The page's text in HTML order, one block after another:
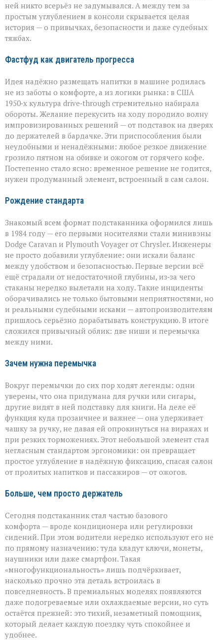
ней никто всерьёз не задумывался. А между тем за
простым углублением в консоли скрывается целая
история — о привычках, безопасности и даже судебных
тяжбах.
Фастфуд как двигатель прогресса
Идея надёжно размещать напитки в машине родилась
не из заботы о комфорте, а из логики рынка: в США
1950‑х культура drive‑through стремительно набирала
обороты. Желание перекусить на ходу породило волну
импровизированных решений — от подставок на дверях
до держателей в бардачке. Эти приспособления были
неудобными и ненадёжными: любое резкое движение
грозило пятном на обивке и ожогом от горячего кофе.
Постепенно стало ясно: временное решение не годится,
нужен продуманный элемент, встроенный в сам салон.
Рождение стандарта
Знакомый всем формат подстаканника оформился лишь
в 1984 году — его первыми носителями стали минивэны
Dodge Caravan и Plymouth Voyager от Chrysler. Инженеры
не просто добавили углубление: они искали баланс
между удобством и безопасностью. Первые версии всё
ещё страдали от недостаточной глубины, из‑за чего
стаканы нередко вылетали на ходу. Такие инциденты
оборачивались не только бытовыми неприятностями, но
и реальными судебными исками — автопроизводителям
пришлось серьёзно дорабатывать конструкцию. В итоге
сложился привычный облик: две ниши и перемычка
между ними.
Зачем нужна перемычка
Вокруг перемычки до сих пор ходят легенды: одни
уверены, что она придумана для ручки или сигары,
другие видят в ней подставку для книги. На деле её
функция куда прозаичнее и важнее — она удерживает
чашку за ручку, не давая ей опрокинуться на виражах и
при резких торможениях. Этот небольшой элемент стал
негласным стандартом эргономики: он превращает
простое углубление в надёжную фиксацию, спасая салон
от пролитых напитков и пассажиров — от ожогов.
Больше, чем просто держатель
Сегодня подстаканник стал частью базового
комфорта — вроде кондиционера или регулировки
сидений. При этом водители нередко используют его не
по прямому назначению: туда кладут ключи, монеты,
наушники или даже смартфон. Такая
«многофункциональность» лишь подчёркивает,
насколько прочно эта деталь встроилась в
повседневность. В премиальных моделях появляются
даже подогреваемые или охлаждаемые версии, но суть
остаётся прежней: это тихий, незаметный помощник,
который делает каждую поездку чуть спокойнее и
удобнее.